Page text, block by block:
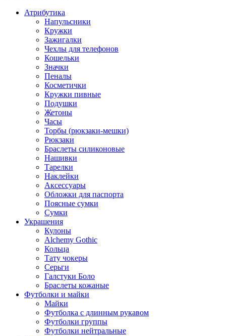
Атрибутика
Напульсники
Кружки
Зажигалки
Чехлы для телефонов
Кошельки
Значки
Пеналы
Косметички
Кружки пивные
Подушки
Жетоны
Часы
Торбы (рюкзаки-мешки)
Рюкзаки
Браслеты силиконовые
Нашивки
Тарелки
Наклейки
Аксессуары
Обложки для паспорта
Поясные сумки
Сумки
Украшения
Кулоны
Alchemy Gothic
Кольца
Тату чокеры
Серьги
Галстуки Боло
Браслеты кожаные
Футболки и майки
Майки
Футболка с длинным рукавом
Футболки группы
Футболки нейтральные